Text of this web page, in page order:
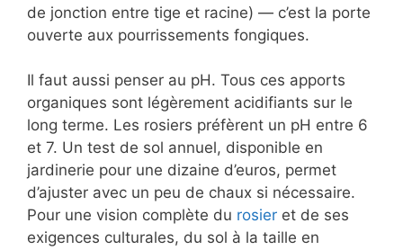
de jonction entre tige et racine) — c’est la porte
ouverte aux pourrissements fongiques.
Il faut aussi penser au pH. Tous ces apports
organiques sont légèrement acidifiants sur le
long terme. Les rosiers préfèrent un pH entre 6
et 7. Un test de sol annuel, disponible en
jardinerie pour une dizaine d’euros, permet
d’ajuster avec un peu de chaux si nécessaire.
Pour une vision complète du rosier et de ses
exigences culturales, du sol à la taille en